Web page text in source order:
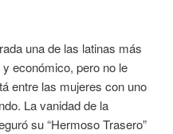
una de las latinas más
económico, pero no le
entre las mujeres con uno
La vanidad de la
su “Hermoso Trasero”